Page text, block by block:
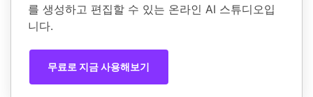
를 생성하고 편집할 수 있는 온라인 AI 스튜디오입
니다.
무료로 지금 사용해보기